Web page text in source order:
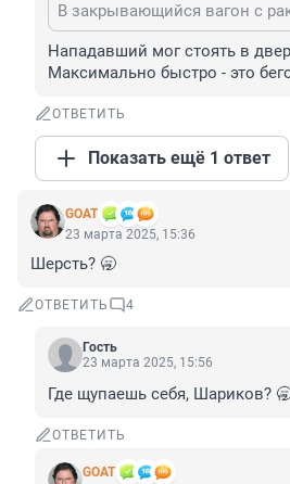
Нападавший мог стоять в
Максимально быстро - это
ОТВЕТИТЬ
Показать ещё 1 ответ
GOAT
23 марта 2025, 15:36
Шерсть? 🥱
ОТВЕТИТЬ 4
Гость
23 марта 2025, 15:56
Где щупаешь себя, Шариков?
ОТВЕТИТЬ
GOAT